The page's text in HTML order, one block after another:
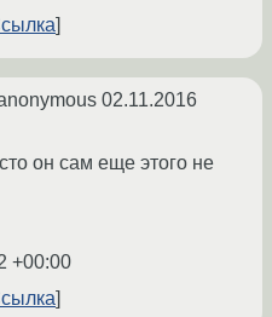
02.11.2016
он сам еще этого не
+00:00